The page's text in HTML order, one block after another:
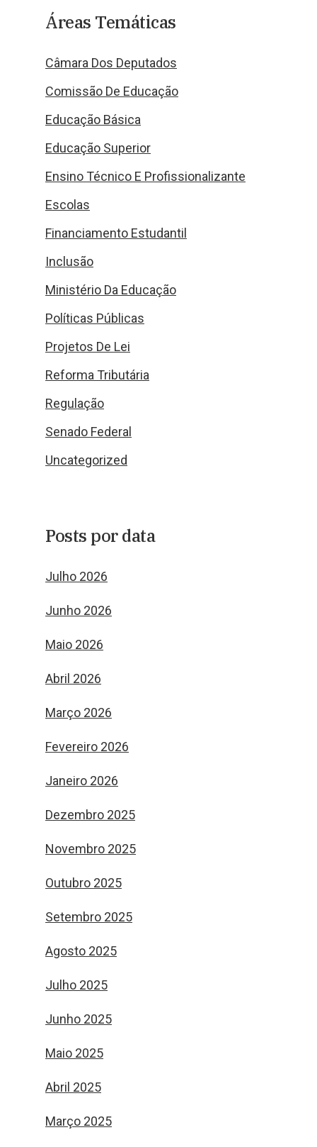
Áreas Temáticas
Câmara Dos Deputados
Comissão De Educação
Educação Básica
Educação Superior
Ensino Técnico E Profissionalizante
Escolas
Financiamento Estudantil
Inclusão
Ministério Da Educação
Políticas Públicas
Projetos De Lei
Reforma Tributária
Regulação
Senado Federal
Uncategorized
Posts por data
Julho 2026
Junho 2026
Maio 2026
Abril 2026
Março 2026
Fevereiro 2026
Janeiro 2026
Dezembro 2025
Novembro 2025
Outubro 2025
Setembro 2025
Agosto 2025
Julho 2025
Junho 2025
Maio 2025
Abril 2025
Março 2025